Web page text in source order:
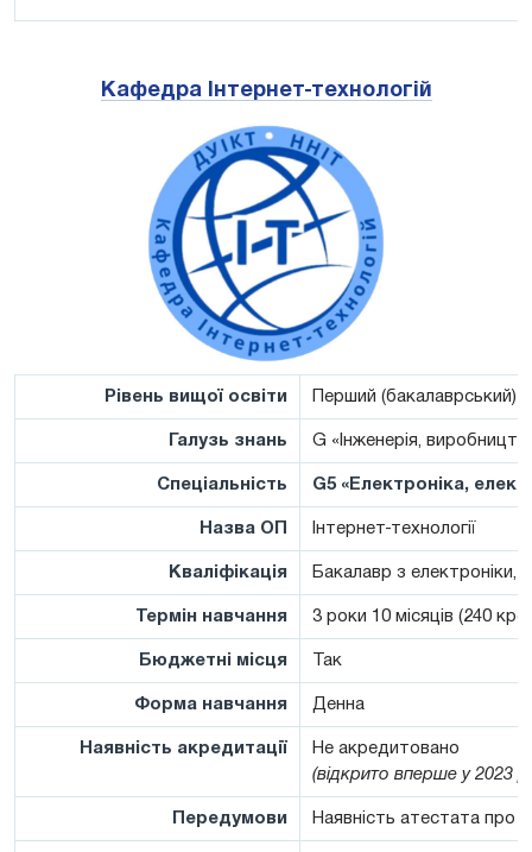
Кафедра Інтернет-технологій
Рівень вищої освіти Перший (бакалаврський)
Галузь знань G «Інженерія,
Спеціальність G5 «Електроніка,
Назва ОП Інтернет-технології
Кваліфікація Бакалавр з електроніки,
Термін навчання 3 роки 10 місяців (240
Бюджетні місця Так
Форма навчання Денна
Наявність акредитації
Не акредитовано
(відкрито вперше у 2023
Передумови Наявність атестата про